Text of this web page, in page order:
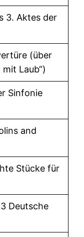
3. Aktes der
(über
Laub“)
Sinfonie
and
Stücke für
Deutsche